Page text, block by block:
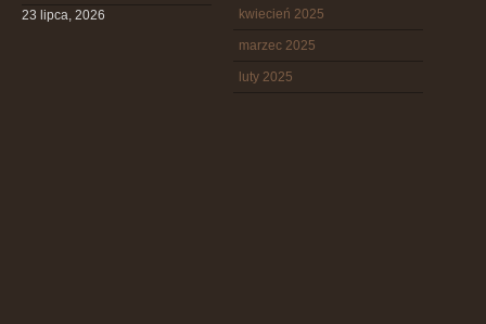
23 lipca, 2026
kwiecień 2025
marzec 2025
luty 2025